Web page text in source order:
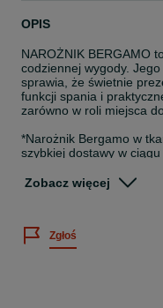
OPIS
NAROŻNIK BERGAMO
codziennej wygody.
sprawia, że świetnie
funkcji spania i
zarówno w roli miejsca
*Narożnik Bergamo w
szybkiej dostawy w
Zamówienie należy
(sztruks):
- Poso 1 - musztardowy
Zobacz więcej
Zgłoś